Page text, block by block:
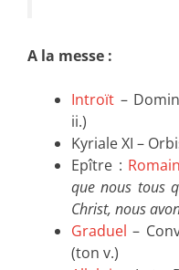
A la messe :
Introït –
ii.)
Kyriale XI –
Epître :
que nous tous
Christ, nous
Graduel –
(ton v.)